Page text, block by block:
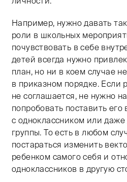
Например, нужно давать
роли в школьных
почувствовать в себе
детей всегда нужно
план, но ни в коем случае
в приказном порядке. Если
не соглашается, не нужно
попробовать поставить его
с одноклассником или
группы. То есть в любом
постараться изменить
ребенком самого себя и
одноклассников в другую